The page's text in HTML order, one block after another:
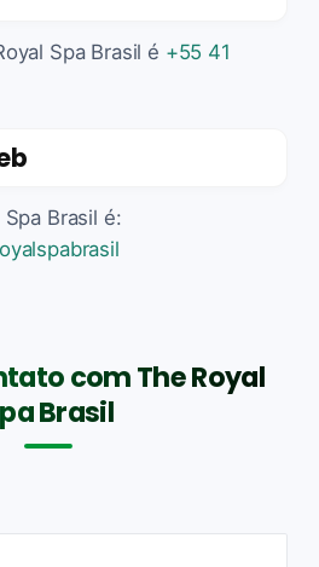
Spa Brasil é +55 41
Brasil é:
com The Royal
Brasil